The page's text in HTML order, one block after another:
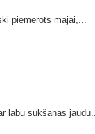
piemērots mājai,...
labu sūkšanas jaudu...